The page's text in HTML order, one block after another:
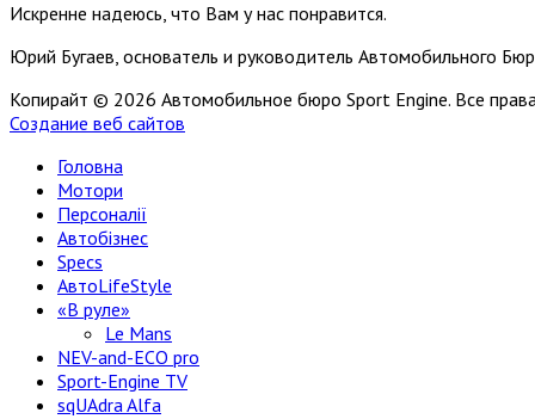
Искренне надеюсь, что Вам у нас понравится.
Юрий Бугаев, основатель и руководитель Автомобильного
Копирайт © 2026 Автомобильное бюро Sport Engine. Все
Создание веб сайтов
Головна
Мотори
Персоналії
Автобізнес
Specs
АвтоLifeStyle
«В руле»
Le Mans
NEV-and-ECO pro
Sport-Engine TV
sqUAdra Alfa